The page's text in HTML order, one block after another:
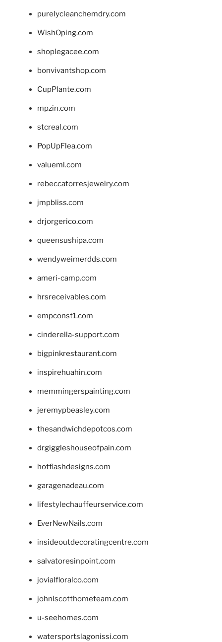
purelycleanchemdry.com
WishOping.com
shoplegacee.com
bonvivantshop.com
CupPlante.com
mpzin.com
stcreal.com
PopUpFlea.com
valueml.com
rebeccatorresjewelry.com
jmpbliss.com
drjorgerico.com
queensushipa.com
wendyweimerdds.com
ameri-camp.com
hrsreceivables.com
empconst1.com
cinderella-support.com
bigpinkrestaurant.com
inspirehuahin.com
memmingerspainting.com
jeremypbeasley.com
thesandwichdepotcos.com
drgiggleshouseofpain.com
hotflashdesigns.com
garagenadeau.com
lifestylechauffeurservice.com
EverNewNails.com
insideoutdecoratingcentre.com
salvatoresinpoint.com
jovialfloralco.com
johnlscotthometeam.com
u-seehomes.com
watersportslagonissi.com